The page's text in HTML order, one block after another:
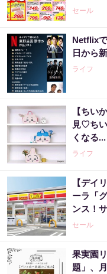
セール
Netflix
日から
ライフ
【ちい
見♡ち
くなる...
ライフ
【デイ
ーラ「
ンス！
どお得
セール
果実園
題」、